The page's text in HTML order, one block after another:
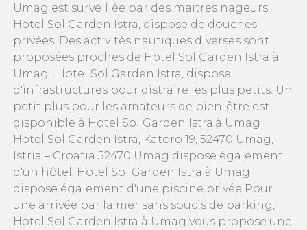
Umag est surveillée par des maitres nageurs.
Hotel Sol Garden Istra, dispose de douches
privées. Des activités nautiques diverses sont
proposées proches de Hotel Sol Garden Istra à
Umag . Hotel Sol Garden Istra, dispose
d'infrastructures pour distraire les plus petits. Un
petit plus pour les amateurs de bien-être est
disponible à Hotel Sol Garden Istra,à Umag
Hotel Sol Garden Istra, Katoro 19, 52470 Umag,
Istria – Croatia 52470 Umag dispose également
d'un hôtel. Hotel Sol Garden Istra à Umag
dispose également d'une piscine privée Pour
une arrivée par la mer sans soucis de parking,
Hotel Sol Garden Istra à Umag vous propose une